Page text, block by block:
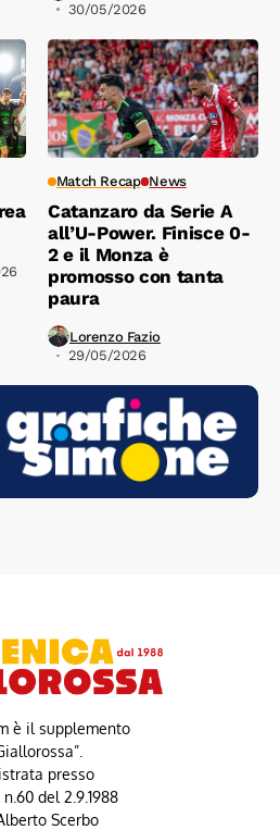
30/05/2026
Match Recap News
Catanzaro da Serie A
all’U-Power. Finisce 0-
2 e il Monza è
promosso con tanta
paura
Lorenzo Fazio
29/05/2026
è il supplemento
presso
del 2.9.1988
Scerbo